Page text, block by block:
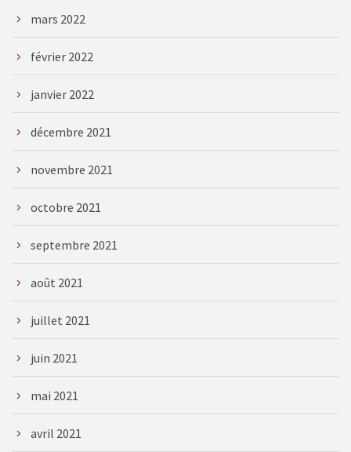
mars 2022
février 2022
janvier 2022
décembre 2021
novembre 2021
octobre 2021
septembre 2021
août 2021
juillet 2021
juin 2021
mai 2021
avril 2021